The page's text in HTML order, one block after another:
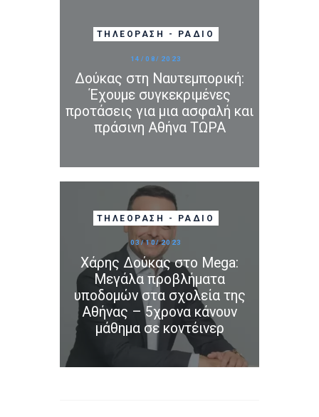
ΤΗΛΕΌΡΑΣΗ - ΡΆΔΙΟ
14/08/2023
Δούκας στη Ναυτεμπορική:
Έχουμε συγκεκριμένες
προτάσεις για μια ασφαλή και
πράσινη Αθήνα ΤΩΡΑ
ΤΗΛΕΌΡΑΣΗ - ΡΆΔΙΟ
03/10/2023
Χάρης Δούκας στο Mega:
Μεγάλα προβλήματα
υποδομών στα σχολεία της
Αθήνας – 5χρονα κάνουν
μάθημα σε κοντέινερ